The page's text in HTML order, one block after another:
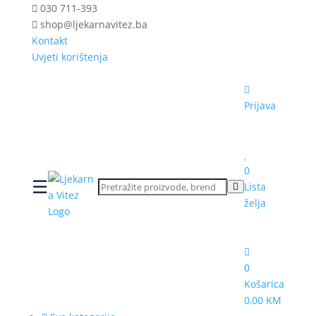
030 711-393
shop@ljekarnavitez.ba
Kontakt
Uvjeti korištenja
☰
Prijava
0
Lista
želja
0
Košarica
0,00 KM